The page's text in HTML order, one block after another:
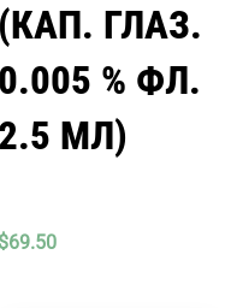
(КАП. ГЛАЗ.
0.005 % ФЛ.
2.5 МЛ)
$69.50